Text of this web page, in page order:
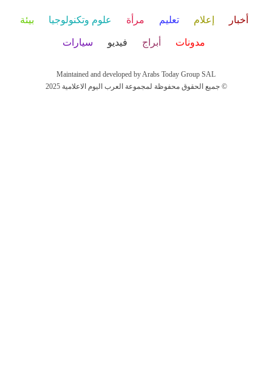
أخبار إعلام تعليم مرأة علوم وتكنولوجيا بيئة
مدونات أبراج فيديو سيارات
Maintained and developed by Arabs Today Group SAL
جميع الحقوق محفوظة لمجموعة العرب اليوم الاعلامية 2025 ©